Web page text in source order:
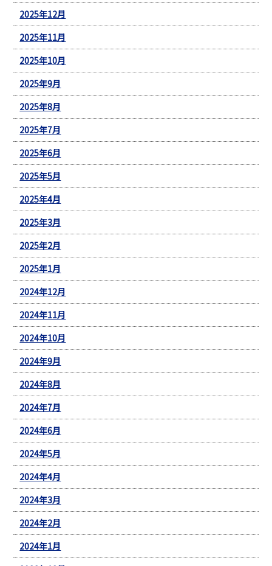
2025年12月
2025年11月
2025年10月
2025年9月
2025年8月
2025年7月
2025年6月
2025年5月
2025年4月
2025年3月
2025年2月
2025年1月
2024年12月
2024年11月
2024年10月
2024年9月
2024年8月
2024年7月
2024年6月
2024年5月
2024年4月
2024年3月
2024年2月
2024年1月